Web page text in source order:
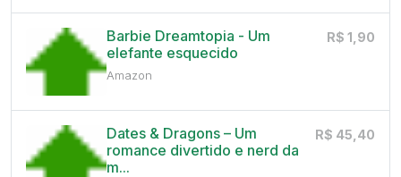
Barbie Dreamtopia - Um
elefante esquecido
Amazon
R$ 1,90
Dates & Dragons – Um
romance divertido e nerd da
m...
R$ 45,40